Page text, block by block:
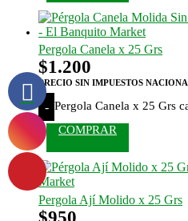
Pergola Canela x 25 Grs
$1.200
PRECIO SIN IMPUESTOS
- Pergola Canela x 25 Grs
COMPRAR
Pergola Ají Molido x 25 Grs